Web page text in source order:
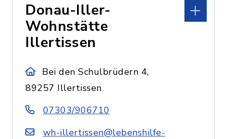
Donau-Iller-
Wohnstätte
Illertissen
Bei den Schulbrüdern 4,
89257 Illertissen
07303/906710
wh-illertissen@lebenshilfe-